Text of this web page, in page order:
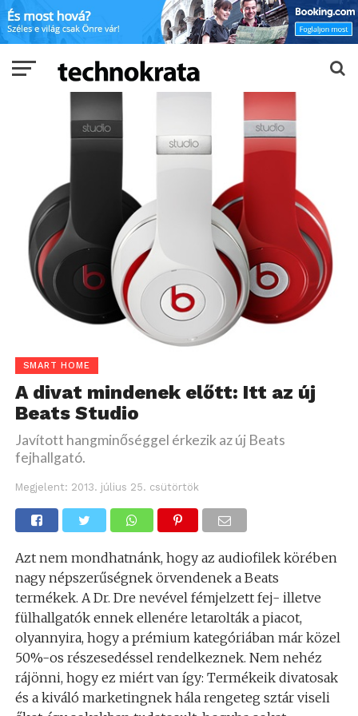
SMART HOME
A divat mindenek előtt: Itt az új
Beats Studio
Javított hangminőséggel érkezik az új Beats
fejhallgató.
Megjelent: 2013. július 25. csütörtök
Azt nem mondhatnánk, hogy az audiofilek körében
nagy népszerűségnek örvendenek a Beats
termékek. A Dr. Dre nevével fémjelzett fej- illetve
fülhallgatók ennek ellenére letarolták a piacot,
olyannyira, hogy a prémium kategóriában már közel
50%-os részesedéssel rendelkeznek. Nem nehéz
rájönni, hogy ez miért van így: Termékeik divatosak
és a kiváló marketingnek hála rengeteg sztár viseli